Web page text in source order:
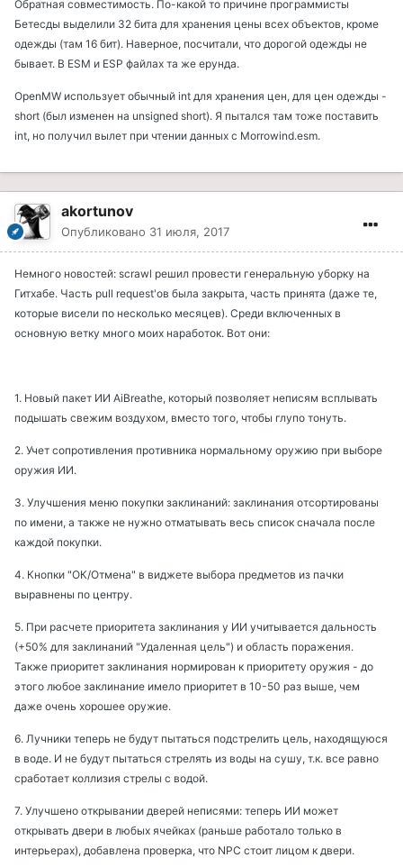
Обратная совместимость. По-какой то причине программисты
Бетесды выделили 32 бита для хранения цены всех объектов, кроме
одежды (там 16 бит). Наверное, посчитали, что дорогой одежды не
бывает. В ESM и ESP файлах та же ерунда.
OpenMW использует обычный int для хранения цен, для цен одежды -
short (был изменен на unsigned short). Я пытался там тоже поставить
int, но получил вылет при чтении данных с Morrowind.esm.
akortunov
Опубликовано 31 июля, 2017
Немного новостей: scrawl решил провести генеральную уборку на
Гитхабе. Часть pull request'ов была закрыта, часть принята (даже те,
которые висели по несколько месяцев). Среди включенных в
основную ветку много моих наработок. Вот они:
1. Новый пакет ИИ AiBreathe, который позволяет неписям всплывать
подышать свежим воздухом, вместо того, чтобы глупо тонуть.
2. Учет сопротивления противника нормальному оружию при выборе
оружия ИИ.
3. Улучшения меню покупки заклинаний: заклинания отсортированы
по имени, а также не нужно отматывать весь список сначала после
каждой покупки.
4. Кнопки "ОК/Отмена" в виджете выбора предметов из пачки
выравнены по центру.
5. При расчете приоритета заклинания у ИИ учитывается дальность
(+50% для заклинаний "Удаленная цель") и область поражения.
Также приоритет заклинания нормирован к приоритету оружия - до
этого любое заклинание имело приоритет в 10-50 раз выше, чем
даже очень хорошее оружие.
6. Лучники теперь не будут пытаться подстрелить цель, находящуюся
в воде. И не будут пытаться стрелять из воды на сушу, т.к. все равно
сработает коллизия стрелы с водой.
7. Улучшено открывании дверей неписями: теперь ИИ может
открывать двери в любых ячейках (раньше работало только в
интерьерах), добавлена проверка, что NPC стоит лицом к двери.